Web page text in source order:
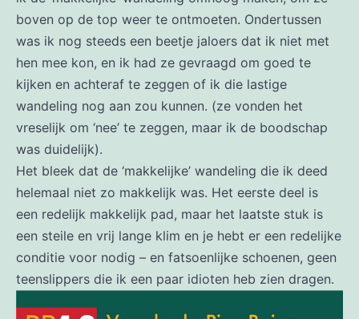
boven op de top weer te ontmoeten. Ondertussen
was ik nog steeds een beetje jaloers dat ik niet met
hen mee kon, en ik had ze gevraagd om goed te
kijken en achteraf te zeggen of ik die lastige
wandeling nog aan zou kunnen. (ze vonden het
vreselijk om ‘nee’ te zeggen, maar ik de boodschap
was duidelijk).
Het bleek dat de ‘makkelijke’ wandeling die ik deed
helemaal niet zo makkelijk was. Het eerste deel is
een redelijk makkelijk pad, maar het laatste stuk is
een steile en vrij lange klim en je hebt er een redelijke
conditie voor nodig – en fatsoenlijke schoenen, geen
teenslippers die ik een paar idioten heb zien dragen.